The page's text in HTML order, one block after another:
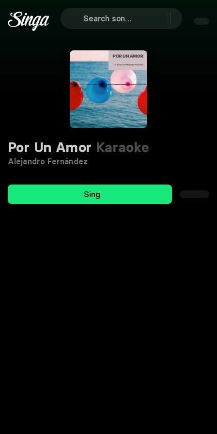
Por Un Amor Karaoke
Alejandro Fernández
Sing